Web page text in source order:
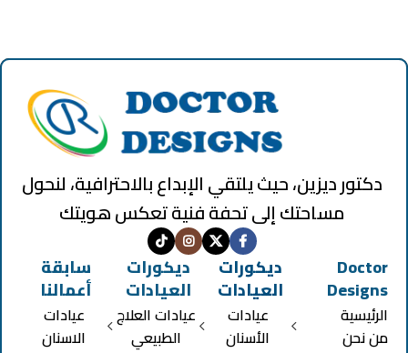
دكتور ديزين، حيث يلتقي الإبداع بالاحترافية، لنحول
مساحتك إلى تحفة فنية تعكس هويتك
Doctor
Designs
الرئيسية
من نحن
ديكورات
العيادات
عيادات
الأسنان
ديكورات
العيادات
عيادات العلاج
الطبيعي
سابقة
أعمالنا
عيادات
الاسنان